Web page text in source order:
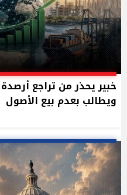
ويطالب بعدم بيع الأصول